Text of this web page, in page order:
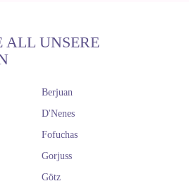
ALL UNSERE
Berjuan
D'Nenes
Fofuchas
Gorjuss
Götz